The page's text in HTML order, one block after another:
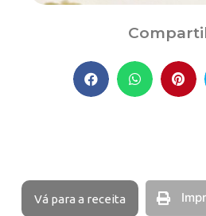
Vá para a receita